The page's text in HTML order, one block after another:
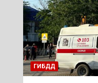
ГИБДД